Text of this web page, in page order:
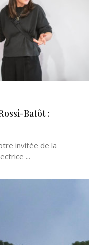
Batôt :
invitée de la
...